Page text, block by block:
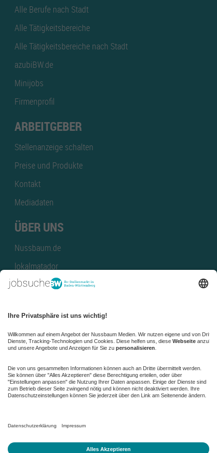
Alle Berufe nach Stadt
Alle Tätigkeitsbereiche
Alle Tätigkeitsbereiche nach Stadt
azubiBW.de
Minijobs
Firmenprofil
ARBEITGEBER
Stellenanzeige schalten
Preise und Produkte
Kontakt
Mediadaten
ÜBER UNS
Nussbaum.de
lokalmatador
kaufinBW
NussbaumID
Nussbaum Medien
de.jobble.org